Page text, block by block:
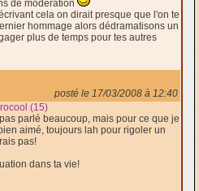
de modération
cela on dirait presque que l'on te
hommage alors dédramatisons un
plus de temps pour tes autres
posté le 17/03/2008 à 12:40
(15)
parlé beaucoup, mais pour ce que je
aimé, toujours lah pour rigoler un
pas!
dans ta vie!